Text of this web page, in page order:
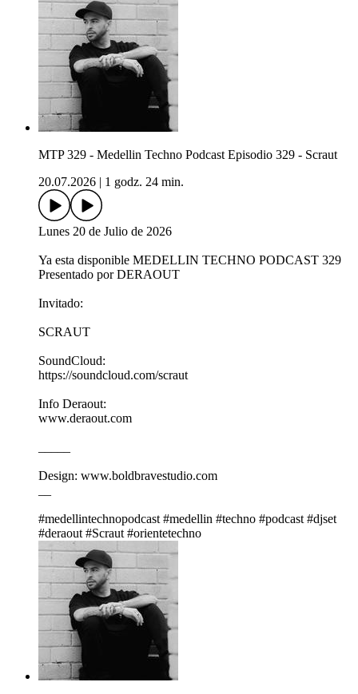
MTP 329 - Medellin Techno Podcast Episodio 329 - Scraut
20.07.2026
1 godz. 24 min.
Lunes 20 de Julio de 2026
Ya esta disponible MEDELLIN TECHNO PODCAST 329
Presentado por DERAOUT
Invitado:
SCRAUT
SoundCloud:
https://soundcloud.com/scraut
Info Deraout:
www.deraout.com
Design: www.boldbravestudio.com
#medellintechnopodcast #medellin #techno #podcast #djset
#deraout #Scraut #orientetechno